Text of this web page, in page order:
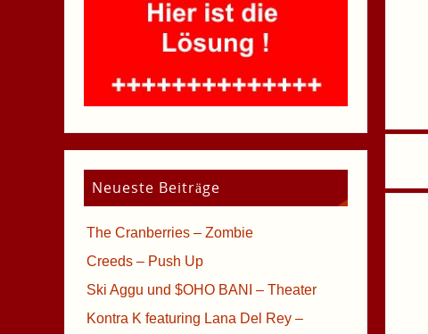
Neueste Beiträge
The Cranberries – Zombie
Creeds – Push Up
Ski Aggu und $OHO BANI – Theater
Kontra K featuring Lana Del Rey –